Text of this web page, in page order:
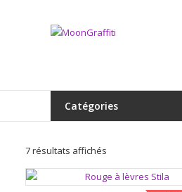
MoonGraffiti
Catégories
7 résultats affichés
par
popularité